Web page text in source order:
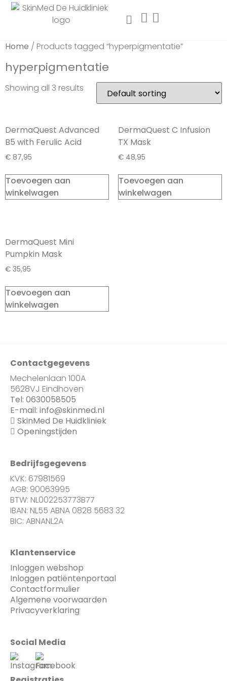
Home / Products tagged “hyperpigmentatie”
hyperpigmentatie
Showing all 3 results
DermaQuest Advanced
B5 with Ferulic Acid
€ 87,95
Toevoegen aan
winkelwagen
DermaQuest C Infusion
TX Mask
€48,95
Toevoegen aan
winkelwagen
DermaQuest Mini
Pumpkin Mask
€ 35,95
Toevoegen aan
winkelwagen
Contactgegevens
Mechelenlaan 100A
5628VJ Eindhoven
Tel: 0630058505
E-mail: info@skinmed.nl
SkinMed De Huidkliniek
Openingstijden
Bedrijfsgegevens
KVK: 67981569
AGB: 90063995
BTW: NL002253773B77
IBAN: NL55 ABNA 0828 5683 32
BIC: ABNANL2A
Klantenservice
Inloggen webshop
Inloggen patiëntenportaal
Contactformulier
Algemene voorwaarden
Privacyverklaring
Social Media